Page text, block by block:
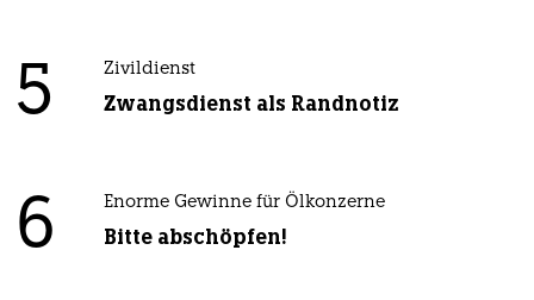
5 Zivildienst
Zwangsdienst als Randnotiz
6 Enorme Gewinne für Ölkonzerne
Bitte abschöpfen!